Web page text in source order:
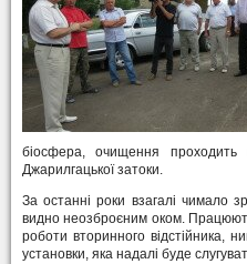
біосфера, очищення
Джарилгацької затоки.
За останні роки взагалі чимало
видно неозброєним оком.
роботи вторинного відстійника,
установки, яка надалі буде